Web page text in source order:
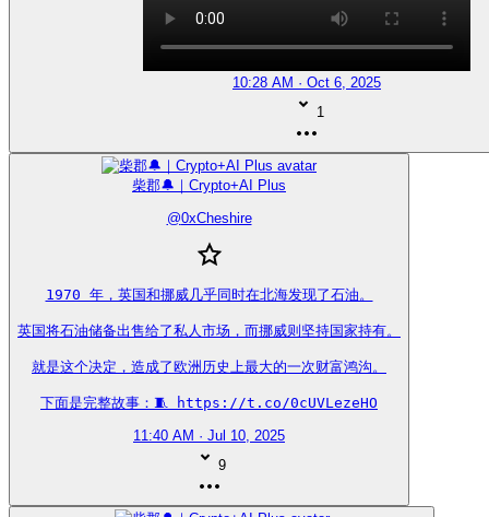
10:28 AM · Oct 6, 2025
1
柴郡🔔｜Crypto+AI Plus
@0xCheshire
1970 年，英国和挪威几乎同时在北海发现了石油。
英国将石油储备出售给了私人市场，而挪威则坚持国家持有。
就是这个决定，造成了欧洲历史上最大的一次财富鸿沟。
下面是完整故事：🧵 https://t.co/0cUVLezeHO
11:40 AM · Jul 10, 2025
9